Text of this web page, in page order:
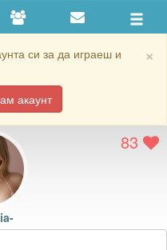
×
си за да играеш и
акаунт
83